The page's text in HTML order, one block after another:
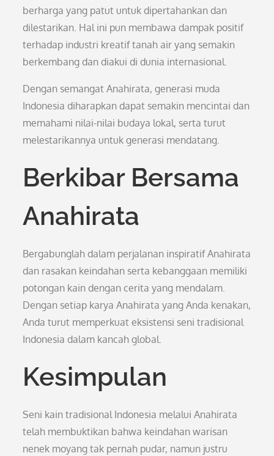
berharga yang patut untuk dipertahankan dan
dilestarikan. Hal ini pun membawa dampak positif
terhadap industri kreatif tanah air yang semakin
berkembang dan diakui di dunia internasional.
Dengan semangat Anahirata, generasi muda
Indonesia diharapkan dapat semakin mencintai dan
memahami nilai-nilai budaya lokal, serta turut
melestarikannya untuk generasi mendatang.
Berkibar Bersama
Anahirata
Bergabunglah dalam perjalanan inspiratif Anahirata
dan rasakan keindahan serta kebanggaan memiliki
potongan kain dengan cerita yang mendalam.
Dengan setiap karya Anahirata yang Anda kenakan,
Anda turut memperkuat eksistensi seni tradisional
Indonesia dalam kancah global.
Kesimpulan
Seni kain tradisional Indonesia melalui Anahirata
telah membuktikan bahwa keindahan warisan
nenek moyang tak pernah pudar, namun justru